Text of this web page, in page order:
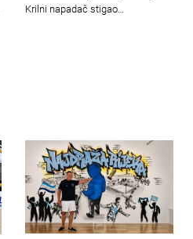
Krilni napadač stigao…